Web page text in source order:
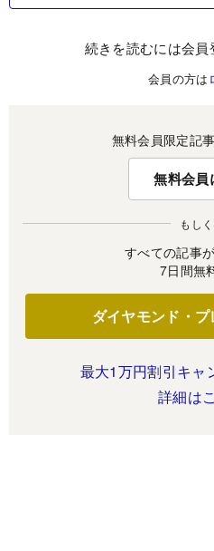
続きを読むには会員
会員の方は
無料会員限定記
無料会員
もし
すべての記事
7日間無
ダイヤモンド・
最大1万円割引キャ
詳細は